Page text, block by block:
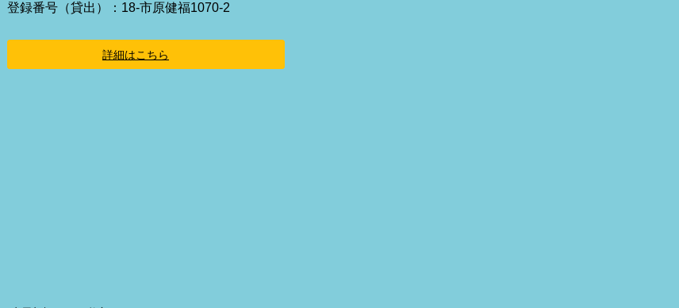
登録番号（貸出）：18-市原健福1070-2
詳細はこちら